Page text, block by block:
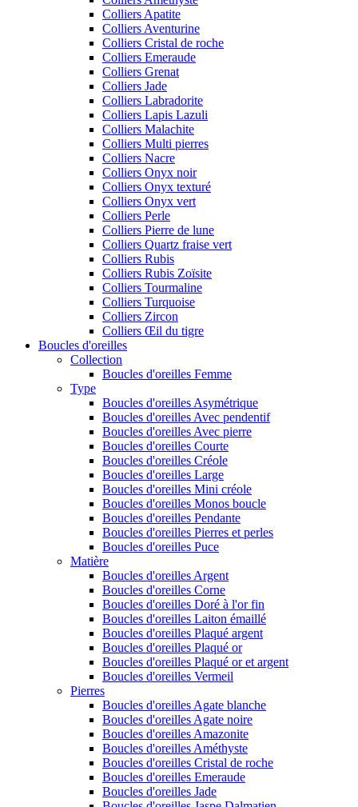
Colliers Apatite
Colliers Aventurine
Colliers Cristal de roche
Colliers Emeraude
Colliers Grenat
Colliers Jade
Colliers Labradorite
Colliers Lapis Lazuli
Colliers Malachite
Colliers Multi pierres
Colliers Nacre
Colliers Onyx noir
Colliers Onyx texturé
Colliers Onyx vert
Colliers Perle
Colliers Pierre de lune
Colliers Quartz fraise vert
Colliers Rubis
Colliers Rubis Zoïsite
Colliers Tourmaline
Colliers Turquoise
Colliers Zircon
Colliers Œil du tigre
Boucles d'oreilles
Collection
Boucles d'oreilles Femme
Type
Boucles d'oreilles Asymétrique
Boucles d'oreilles Avec pendentif
Boucles d'oreilles Avec pierre
Boucles d'oreilles Courte
Boucles d'oreilles Créole
Boucles d'oreilles Large
Boucles d'oreilles Mini créole
Boucles d'oreilles Monos boucle
Boucles d'oreilles Pendante
Boucles d'oreilles Pierres et perles
Boucles d'oreilles Puce
Matière
Boucles d'oreilles Argent
Boucles d'oreilles Corne
Boucles d'oreilles Doré à l'or fin
Boucles d'oreilles Laiton émaillé
Boucles d'oreilles Plaqué argent
Boucles d'oreilles Plaqué or
Boucles d'oreilles Plaqué or et argent
Boucles d'oreilles Vermeil
Pierres
Boucles d'oreilles Agate blanche
Boucles d'oreilles Agate noire
Boucles d'oreilles Amazonite
Boucles d'oreilles Améthyste
Boucles d'oreilles Cristal de roche
Boucles d'oreilles Emeraude
Boucles d'oreilles Jade